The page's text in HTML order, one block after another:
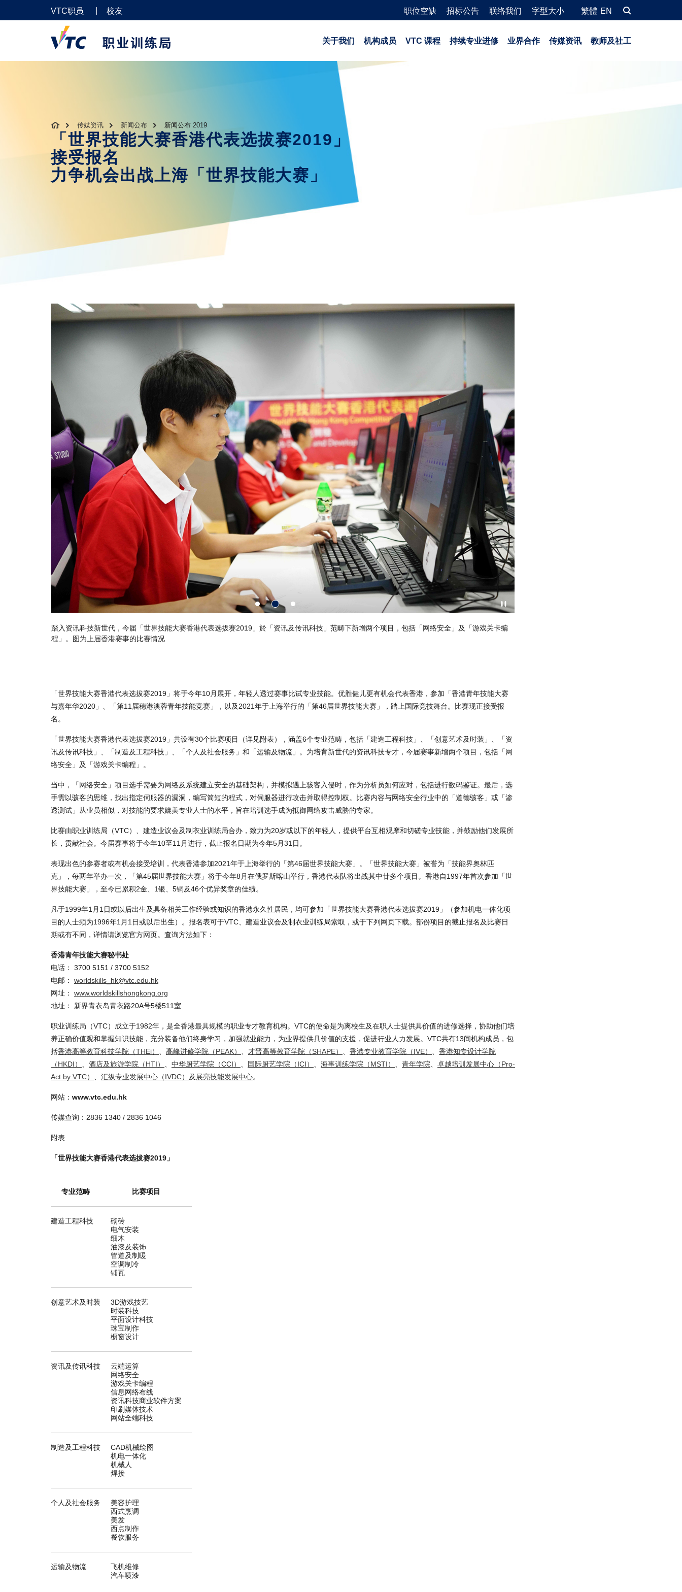
VTC职员 校友 职位空缺 招标公告 联络我们 字型大小 繁體 EN
关于我们 机构成员 VTC 课程 持续专业进修 业界合作 传媒资讯 教师及社工
传媒资讯 新闻公布 新闻公布 2019
「世界技能大赛香港代表选拔赛2019」
接受报名
力争机会出战上海「世界技能大赛」
讯科技」范畴下新增两个项目，包括「网络安全」及「游戏关卡编 图为2017年於阿布扎比举行的「第44届世界技能大赛」－「美容护理」项目铜牌得主刘慧贤的比赛情况
「世界技能大赛香港代表选拔赛2019」将于今年10月展开，年轻人透过赛事比试专业技能。优胜健儿更有机会代表香港，参加「香港青年技能大赛
与嘉年华2020」、「第11届穗港澳蓉青年技能竞赛」，以及2021年于上海举行的「第46届世界技能大赛」，踏上国际竞技舞台。比赛现正接受报
名。
「世界技能大赛香港代表选拔赛2019」共设有30个比赛项目（详见附表），涵盖6个专业范畴，包括「建造工程科技」、「创意艺术及时装」、「资
讯及传讯科技」、「制造及工程科技」、「个人及社会服务」和「运输及物流」。为培育新世代的资讯科技专才，今届赛事新增两个项目，包括「网
络安全」及「游戏关卡编程」。
当中，「网络安全」项目选手需要为网络及系统建立安全的基础架构，并模拟遇上骇客入侵时，作为分析员如何应对，包括进行数码鉴证。最后，选
手需以骇客的思维，找出指定伺服器的漏洞，编写简短的程式，对伺服器进行攻击并取得控制权。比赛内容与网络安全行业中的「道德骇客」或「渗
透测试」从业员相似，对技能的要求媲美专业人士的水平，旨在培训选手成为抵御网络攻击威胁的专家。
比赛由职业训练局（VTC）、建造业议会及制衣业训练局合办，致力为20岁或以下的年轻人，提供平台互相观摩和切磋专业技能，并鼓励他们发展所
长，贡献社会。今届赛事将于今年10至11月进行，截止报名日期为今年5月31日。
表现出色的参赛者或有机会接受培训，代表香港参加2021年于上海举行的「第46届世界技能大赛」。「世界技能大赛」被誉为「技能界奥林匹
克」，每两年举办一次，「第45届世界技能大赛」将于今年8月在俄罗斯喀山举行，香港代表队将出战其中廿多个项目。香港自1997年首次参加「世
界技能大赛」，至今已累积2金、1银、5铜及46个优异奖章的佳绩。
凡于1999年1月1日或以后出生及具备相关工作经验或知识的香港永久性居民，均可参加「世界技能大赛香港代表选拔赛2019」（参加机电一体化项
目的人士须为1996年1月1日或以后出生）。报名表可于VTC、建造业议会及制衣业训练局索取，或于下列网页下载。部份项目的截止报名及比赛日
期或有不同，详情请浏览官方网页。查询方法如下：
香港青年技能大赛秘书处
电话： 3700 5151 / 3700 5152
电邮： worldskills_hk@vtc.edu.hk
网址： www.worldskillshongkong.org
地址： 新界青衣岛青衣路20A号5楼511室
职业训练局（VTC）成立于1982年，是全香港最具规模的职业专才教育机构。VTC的使命是为离校生及在职人士提供具价值的进修选择，协助他们培
养正确价值观和掌握知识技能，充分装备他们终身学习，加强就业能力，为业界提供具价值的支援，促进行业人力发展。VTC共有13间机构成员，包
括香港高等教育科技学院（THEi） 高峰进修学院（PEAK） 才晋高等教育学院（SHAPE） 香港专业教育学院（IVE）
香港知专设计学院
（HKDI）
酒店及旅游学院（HTI） 中华厨艺学院（CCI） 国际厨艺学院（ICI） 海事训练学院（MSTI） 青年学院
卓越培训发展中心（Pro-
Act by VTC）
汇纵专业发展中心（IVDC） 及 展亮技能发展中心。
网站： www.vtc.edu.hk
传媒查询：2836 1340 / 2836 1046
附表
「世界技能大赛香港代表选拔赛2019」
专业范畴 比赛项目
建造工程科技
砌砖
电气安装
细木
油漆及装饰
管道及制暖
空调制冷
铺瓦
创意艺术及时装
3D游戏技艺
时装科技
平面设计科技
珠宝制作
橱窗设计
资讯及传讯科技
云端运算
网络安全
游戏关卡编程
信息网络布线
资讯科技商业软件方案
印刷媒体技术
网站全端科技
制造及工程科技
CAD机械绘图
机电一体化
机械人
焊接
个人及社会服务
美容护理
西式烹调
美发
西点制作
餐饮服务
运输及物流
飞机维修
汽车喷漆